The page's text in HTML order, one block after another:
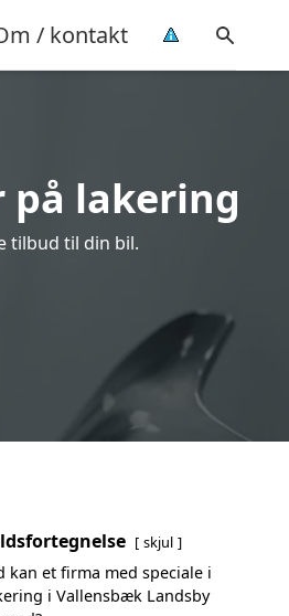
/ kontakt
på lakering
tilbud til din bil.
skjul
kan et firma med speciale i
i Vallensbæk Landsby